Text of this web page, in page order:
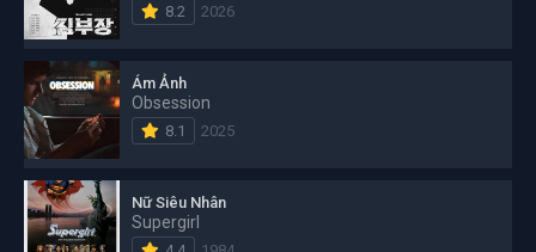
8.2 2026
Ám Ảnh
Obsession
8.1 2025
Nữ Siêu Nhân
Supergirl